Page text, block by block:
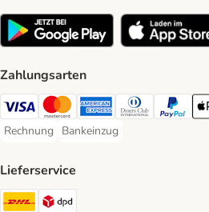
Zahlungsarten
Visa Payment Method
Mastercard Payment Method
American Express
Diners Club
PayPal
Rechnung
Rechnung Payment Method
Bankeinzug
Bankeinzug Payment Method
Lieferservice
DHL Shipping Method